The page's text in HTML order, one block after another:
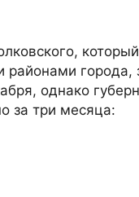
районами
однако
за три месяца: